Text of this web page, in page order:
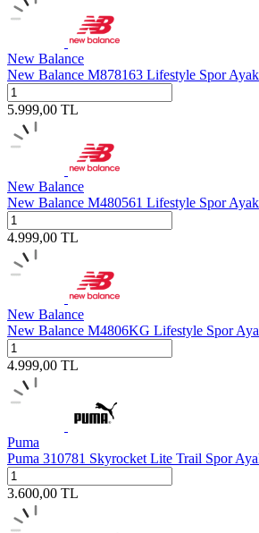
New Balance
New Balance M878163 Lifestyle Spor
5.999,00 TL
New Balance
New Balance M480561 Lifestyle Spor
4.999,00 TL
New Balance
New Balance M4806KG Lifestyle Spor
4.999,00 TL
Puma
Puma 310781 Skyrocket Lite Trail Spor
3.600,00 TL